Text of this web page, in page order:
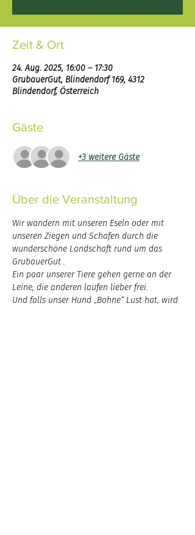
Zeit & Ort
24. Aug. 2025, 16:00 – 17:30
GrubauerGut, Blindendorf 169, 4312
Blindendorf, Österreich
Gäste
+3 weitere Gäste
Über die Veranstaltung
Wir wandern mit unseren Eseln oder mit
unseren Ziegen und Schafen durch die
wunderschöne Landschaft rund um das
GrubauerGut .
Ein paar unserer Tiere gehen gerne an der
Leine, die anderen laufen lieber frei.
Und falls unser Hund „Bohne“ Lust hat, wird